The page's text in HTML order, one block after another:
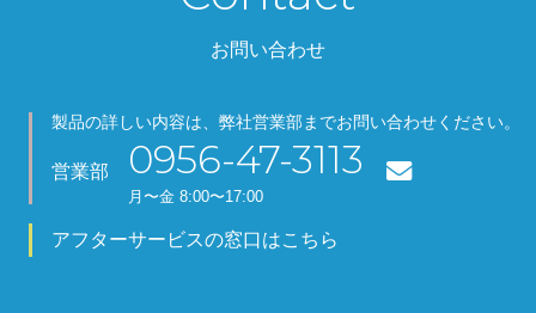
お問い合わせ
製品の詳しい内容は、弊社営業部までお問い合わせください。
営業部 0956-47-3113
月 〜金 8:00〜17:00
アフターサービスの窓口はこちら